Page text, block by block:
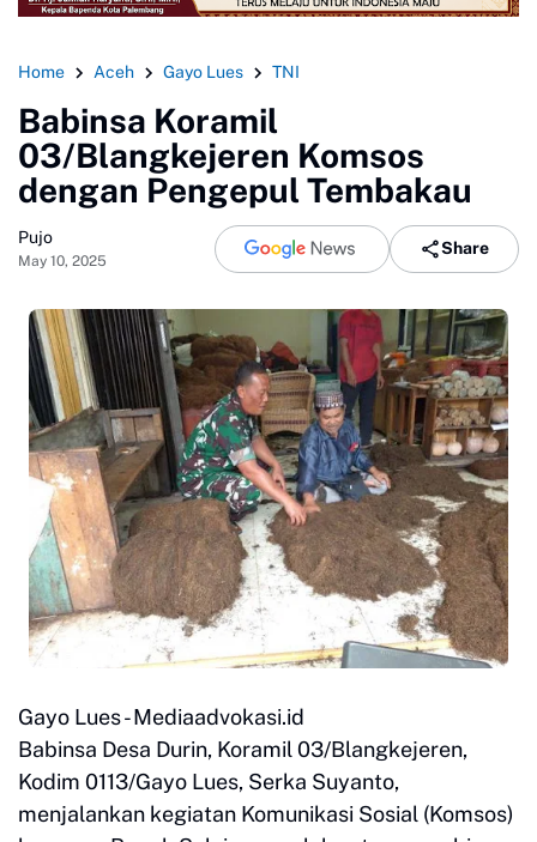
Home Aceh Gayo Lues TNI
Babinsa Koramil
03/Blangkejeren Komsos
dengan Pengepul Tembakau
Pujo
May 10, 2025
Share
Gayo Lues - Mediaadvokasi.id
Babinsa Desa Durin, Koramil 03/Blangkejeren,
Kodim 0113/Gayo Lues, Serka Suyanto,
menjalankan kegiatan Komunikasi Sosial (Komsos)